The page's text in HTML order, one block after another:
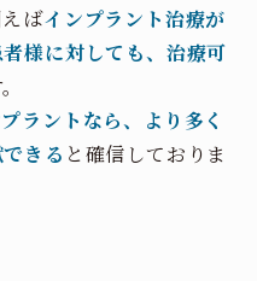
ばインプラント治療が
様に対しても、治療可
ラントなら、より多く
きる と確信しておりま